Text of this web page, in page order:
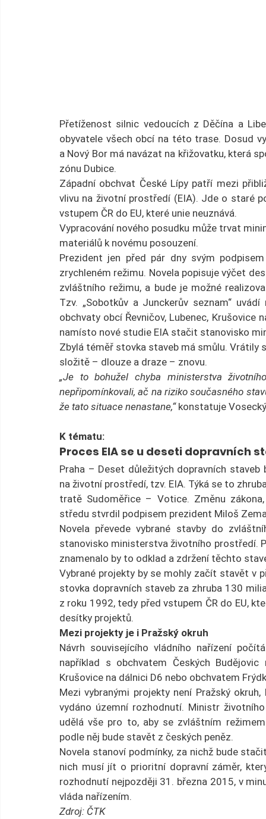
Přetíženost silnic vedoucích z Děčína a
obyvatele všech obcí na této trase. Dosud
a Nový Bor má navázat na křižovatku, která
zónu Dubice.
Západní obchvat České Lípy patří mezi
vlivu na životní prostředí (EIA). Jde o staré
vstupem ČR do EU, které unie neuznává.
Vypracování nového posudku může trvat
materiálů k novému posouzení.
Prezident jen před pár dny svým
zrychleném režimu. Novela popisuje výčet
zvláštního režimu, a bude je možné
Tzv. „Sobotkův a Junckerův seznam“
obchvaty obcí Řevničov, Lubenec, Krušovice
namísto nové studie EIA stačit stanovisko
Zbylá téměř stovka staveb má smůlu. Vrátily
složitě – dlouze a draze – znovu.
„Je to bohužel chyba ministerstva
nepřipomínkovali, ač na riziko současného
že tato situace nenastane,“ konstatuje
K tématu:
Proces EIA se u deseti dopravních
Praha – Deset důležitých dopravních
na životní prostředí, tzv. EIA. Týká se to
tratě Sudoměřice – Votice. Změnu
středu stvrdil podpisem prezident Miloš
Novela převede vybrané stavby do
stanovisko ministerstva životního prostředí.
znamenalo by to odklad a zdržení těchto
Vybrané projekty by se mohly začít stavět v
stovka dopravních staveb za zhruba 130
z roku 1992, tedy před vstupem ČR do EU,
desítky projektů.
Mezi projekty je i Pražský okruh
Návrh souvisejícího vládního nařízení
například s obchvatem Českých
Krušovice na dálnici D6 nebo obchvatem
Mezi vybranými projekty není Pražský
vydáno územní rozhodnutí. Ministr
udělá vše pro to, aby se zvláštním
podle něj bude stavět z českých peněz.
Novela stanoví podmínky, za nichž bude
nich musí jít o prioritní dopravní záměr,
rozhodnutí nejpozději 31. března 2015, v
vláda nařízením.
Zdroj: ČTK